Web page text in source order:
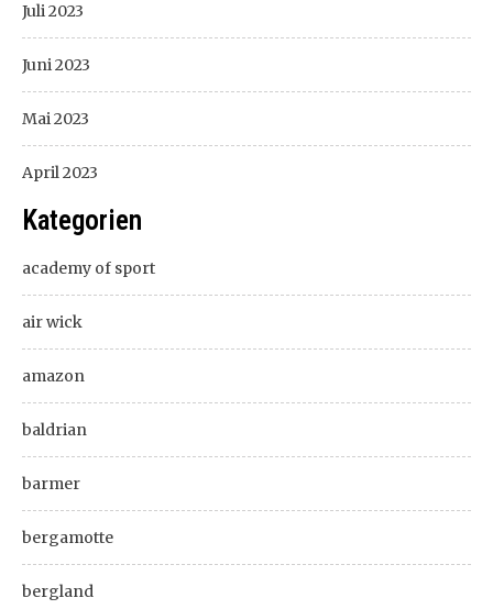
Juli 2023
Juni 2023
Mai 2023
April 2023
Kategorien
academy of sport
air wick
amazon
baldrian
barmer
bergamotte
bergland